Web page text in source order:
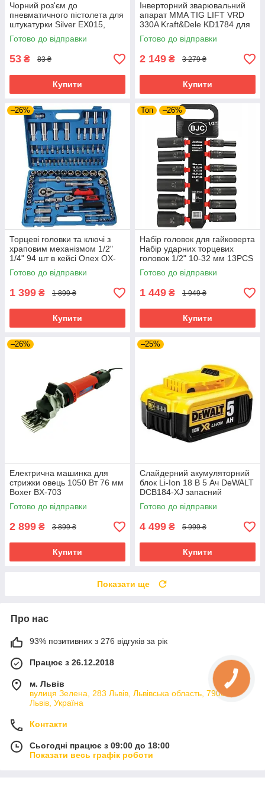
Чорний роз'єм до
пневматичного пістолета для
штукатурки Silver EX015,
фітинг для підключення
повітря
Готово до відправки
53 ₴ 83 ₴
Купити
Інверторний зварювальний
апарат MMA TIG LIFT VRD
330A Kraft&Dele KD1784 для
професійного зварювання
Готово до відправки
2 149 ₴ 3 279 ₴
Купити
–26%
Торцеві головки та ключі з
храповим механізмом 1/2"
1/4" 94 шт в кейсі Onex OX-
249M набір торцевих ключів
Готово до відправки
1 399 ₴ 1 899 ₴
Купити
Топ –26%
Набір головок для гайковерта
Набір ударних торцевих
головок 1/2" 10-32 мм 13PCS
BJC /довгі/. M58272
Готово до відправки
1 449 ₴ 1 949 ₴
Купити
–26%
Електрична машинка для
стрижки овець 1050 Вт 76 мм
Boxer BX-703
електротриммер для стрижки
худоби тварин
Готово до відправки
2 899 ₴ 3 899 ₴
Купити
–25%
Слайдерний акумуляторний
блок Li-Ion 18 В 5 Ач DeWALT
DCB184-XJ запасний
акумулятор для
електроінструменту АКБ лі-
іон
Готово до відправки
4 499 ₴ 5 999 ₴
Купити
Показати ще
Про нас
93% позитивних з 276 відгуків за рік
Працює з 26.12.2018
м. Львів
вулиця Зелена, 283 Львів, Львівська область, 79066,
Львів, Україна
Контакти
Сьогодні працює з 09:00 до 18:00
Показати весь графік роботи